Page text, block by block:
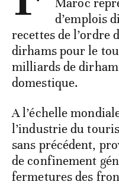
d’emplois
recettes de l’ordre
dirhams pour le
milliards de
domestique.
A l’échelle
l’industrie du
sans précédent,
de confinement
fermetures des